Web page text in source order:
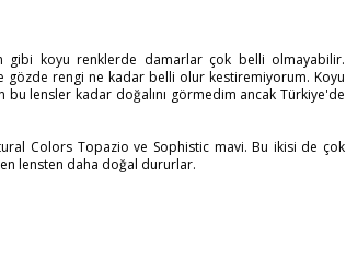
gibi koyu renklerde damarlar çok belli olmayabilir.
gözde rengi ne kadar belli olur kestiremiyorum. Koyu
lensler kadar doğalını görmedim ancak Türkiye'de
Colors Topazio ve Sophistic mavi. Bu ikisi de çok
lensten daha doğal dururlar.